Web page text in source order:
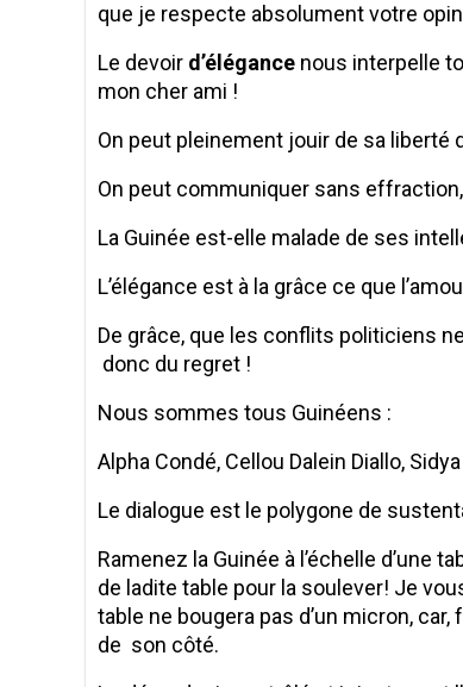
que je respecte absolument votre
Le devoir d’élégance nous interpelle
mon cher ami !
On peut pleinement jouir de sa liberté
On peut communiquer sans
La Guinée est-elle malade de ses
L’élégance est à la grâce ce que
De grâce, que les conflits politiciens
donc du regret !
Nous sommes tous Guinéens :
Alpha Condé, Cellou Dalein Diallo,
Le dialogue est le polygone de
Ramenez la Guinée à l’échelle d’une
de ladite table pour la soulever! Je
table ne bougera pas d’un micron,
de son côté.